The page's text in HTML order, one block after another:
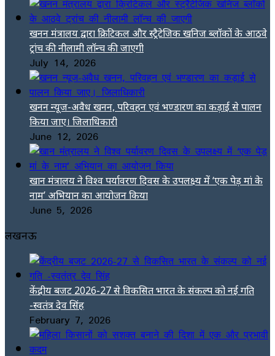
खनन मंत्रालय द्वारा क्रिटिकल और स्ट्रैटेजिक खनिज ब्लॉकों के आठवे
ट्रांच की नीलामी लॉन्च की जाएगी
July 14, 2026
खनन न्यूज-अवैध खनन, परिवहन एवं भण्डारण का कड़ाई से पालन
किया जाए। जिलाधिकारी
June 12, 2026
खान मंत्रालय ने विश्व पर्यावरण दिवस के उपलक्ष्य में ‘एक पेड़ मां के
नाम’ अभियान का आयोजन किया
June 5, 2026
लखनऊ
केंद्रीय बजट 2026-27 से विकसित भारत के संकल्प को नई गति
-स्वतंत्र देव सिंह
February 7, 2026